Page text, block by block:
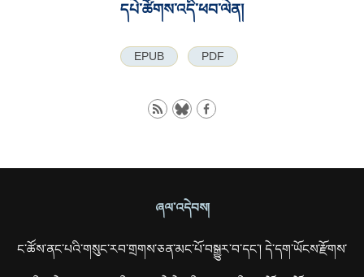
དཔེ་ཚོགས་འདི་ཕབ་ལེན།
EPUB PDF
ཞལ་འདེབས།
ང་ཚོས་ནང་པའི་གསུང་རབ་གྲགས་ཅན་མང་པོ་བསྒྱུར་བ་དང་། དེ་དག་ཡོངས་རྫོགས་